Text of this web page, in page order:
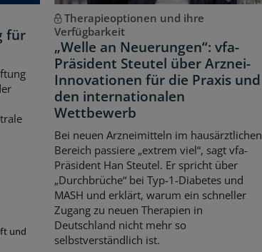
für
und
Therapieoptionen und ihre
Verfügbarkeit
„Welle an Neuerungen“: vfa-
Präsident Steutel über Arznei-
Innovationen für die Praxis und
den internationalen
Wettbewerb
Bei neuen Arzneimitteln im hausärztlichen
Bereich passiere „extrem viel“, sagt vfa-
Präsident Han Steutel. Er spricht über
„Durchbrüche“ bei Typ-1-Diabetes und
MASH und erklärt, warum ein schneller
Zugang zu neuen Therapien in
Deutschland nicht mehr so
selbstverständlich ist.